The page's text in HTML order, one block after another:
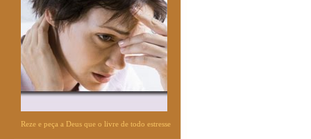
Reze e peça a Deus que o livre de todo estresse